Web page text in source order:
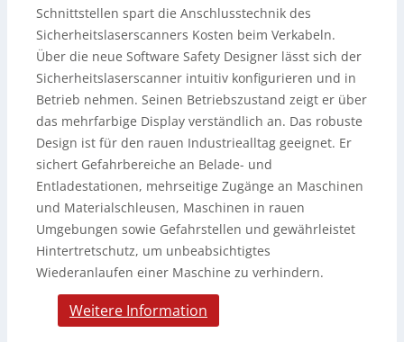
Schnittstellen spart die Anschlusstechnik des
Sicherheitslaserscanners Kosten beim Verkabeln.
Über die neue Software Safety Designer lässt sich der
Sicherheitslaserscanner intuitiv konfigurieren und in
Betrieb nehmen. Seinen Betriebszustand zeigt er über
das mehrfarbige Display verständlich an. Das robuste
Design ist für den rauen Industriealltag geeignet. Er
sichert Gefahrbereiche an Belade- und
Entladestationen, mehrseitige Zugänge an Maschinen
und Materialschleusen, Maschinen in rauen
Umgebungen sowie Gefahrstellen und gewährleistet
Hintertretschutz, um unbeabsichtigtes
Wiederanlaufen einer Maschine zu verhindern.
Weitere Information